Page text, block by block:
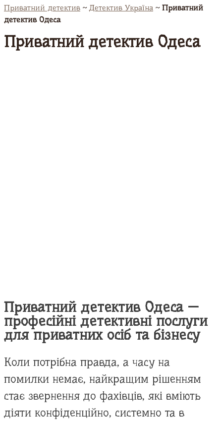
Приватний детектив ~Детектив Україна ~ Приватний
детектив Одеса
Приватний детектив Одеса
Приватний детектив Одеса —
професійні детективні послуги
для приватних осіб та бізнесу
Коли потрібна правда, а часу на
помилки немає, найкращим рішенням
стає звернення до фахівців, які вміють
діяти конфіденційно, системно та в